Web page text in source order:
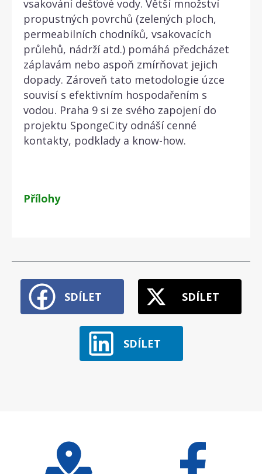
vsakování dešťové vody. Větší množství
propustných povrchů (zelených ploch,
permeabilních chodníků, vsakovacích
průlehů, nádrží atd.) pomáhá předcházet
záplavám nebo aspoň zmírňovat jejich
dopady. Zároveň tato metodologie úzce
souvisí s efektivním hospodařením s
vodou. Praha 9 si ze svého zapojení do
projektu SpongeCity odnáší cenné
kontakty, podklady a know-how.
Přílohy
SDÍLET SDÍLET
SDÍLET